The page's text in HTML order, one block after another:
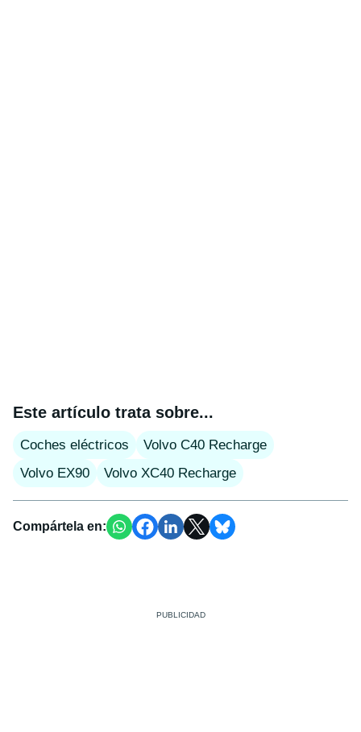
Este artículo trata sobre...
Coches eléctricos
Volvo C40 Recharge
Volvo EX90
Volvo XC40 Recharge
Compártela en: